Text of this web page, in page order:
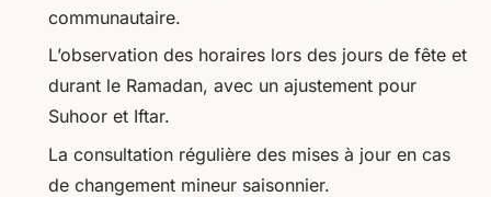
communautaire.
L’observation des horaires lors des jours de fête et
durant le Ramadan, avec un ajustement pour
Suhoor et Iftar.
La consultation régulière des mises à jour en cas
de changement mineur saisonnier.